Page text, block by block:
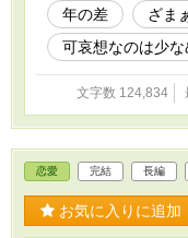
年の差 ざま
可哀想なのは少な
文字数 124,834
恋愛 完結 長編
お気に入りに追加